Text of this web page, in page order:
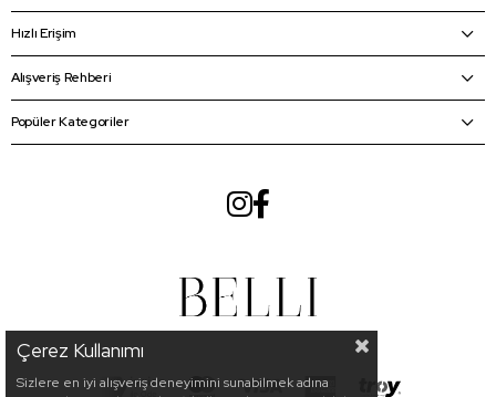
Hızlı Erişim
Alışveriş Rehberi
Popüler Kategoriler
Çerez Kullanımı
Sizlere en iyi alışveriş deneyimini sunabilmek adına